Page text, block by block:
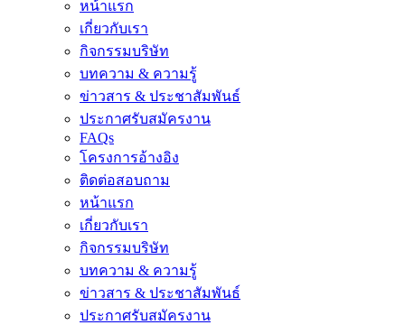
หน้าแรก
เกี่ยวกับเรา
กิจกรรมบริษัท
บทความ & ความรู้
ข่าวสาร & ประชาสัมพันธ์
ประกาศรับสมัครงาน
FAQs
โครงการอ้างอิง
ติดต่อสอบถาม
หน้าแรก
เกี่ยวกับเรา
กิจกรรมบริษัท
บทความ & ความรู้
ข่าวสาร & ประชาสัมพันธ์
ประกาศรับสมัครงาน